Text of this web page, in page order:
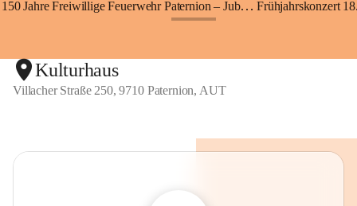
150 Jahre Freiwillige Feuerwehr Paternion – Jubiläumsfest Frühjahrskonzert
Kulturhaus
Villacher Straße 250, 9710 Paternion, AUT